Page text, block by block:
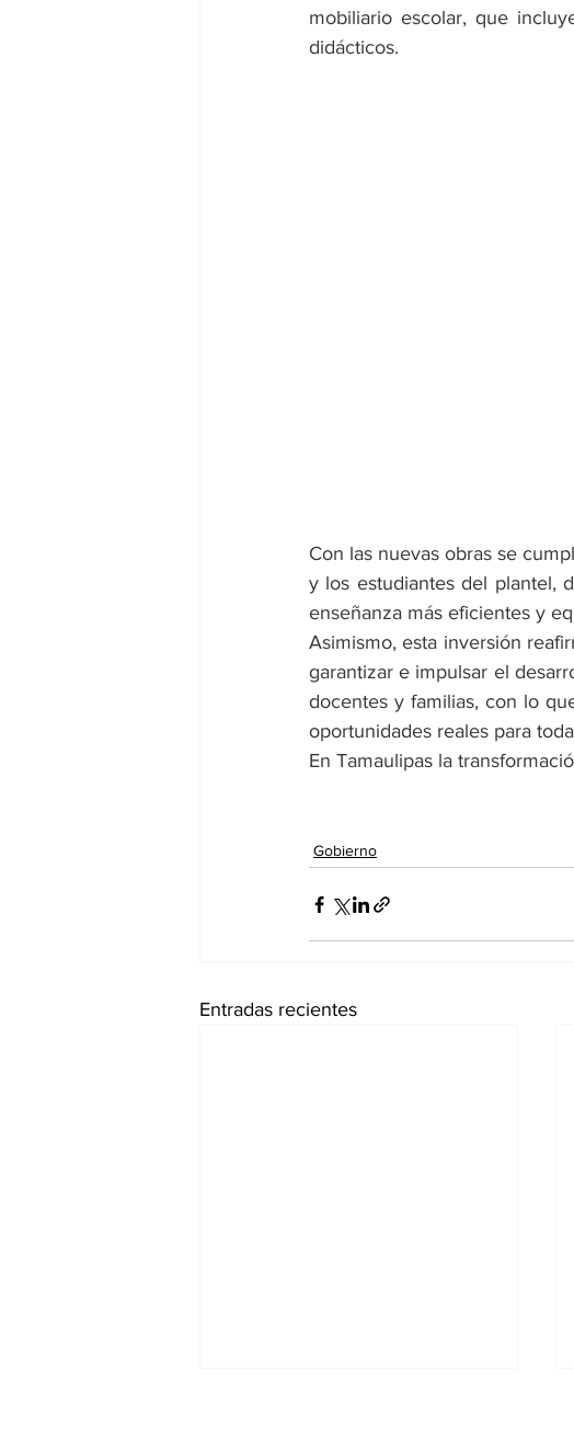
mobiliario escolar, que
didácticos.
Con las nuevas obras se
y los estudiantes del plantel,
enseñanza más eficientes y
Asimismo, esta inversión
garantizar e impulsar el
docentes y familias, con lo
oportunidades reales para
En Tamaulipas la
Gobierno
Entradas recientes